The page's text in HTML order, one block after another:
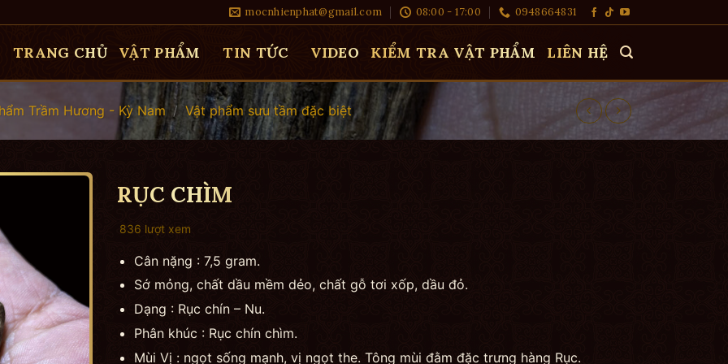
mocnhienphat@gmail.com 08:00 - 17:00 0948664831
TRANG CHỦ VẬT PHẨM TIN TỨC VIDEO KIỂM TRA VẬT PHẨM LIÊN HỆ
Trầm Hương - Kỳ Nam / Vật phẩm sưu tầm đặc biệt
RỤC CHÌM
836 lượt xem
Cân nặng : 7,5 gram.
Sớ mỏng, chất dầu mềm dẻo, chất gỗ tơi xốp, dầu đỏ.
Dạng : Rục chín – Nu.
Phân khúc : Rục chín chìm.
Mùi Vị : ngọt sống mạnh, vị ngọt the. Tông mùi đằm đặc trưng hàng Rục.